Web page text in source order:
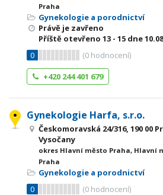
Praha
Gynekologie a porodnictví
Právě je zavřeno
Příště otevřeno 13 - 15 dne
0
(0 hodnocení)
+420 244 401 679
Gynekologie Harfa, s.r.o.
Českomoravská 24/316, 190 00
Vysočany
okres Hlavní město Praha, Hlavní
Praha
Gynekologie a porodnictví
0
(0 hodnocení)